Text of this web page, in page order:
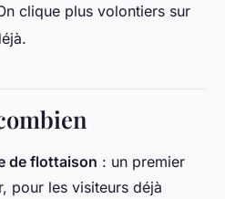
clique plus volontiers sur
de flottaison : un premier
pour les visiteurs déjà